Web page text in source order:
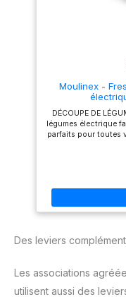
appareil toaster & gaufrier
rangement du câble
facile à utiliser,
conserver un plan de
bien rangé. Le
vertical compact
gagner de la place
Moulinex -
DÉCOUPE DE
légumes électrique
parfaits pour toutes
effort grâce à un
FONCTIONS
des légumes, le
des résultats
s'enlèvent
Système de
grâce à notre
Des leviers
Les associations
utilisent aussi des